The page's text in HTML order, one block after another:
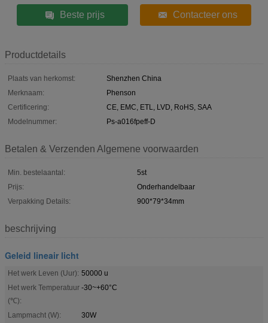
Beste prijs Contacteer ons
Productdetails
Plaats van herkomst:
Shenzhen China
Merknaam:
Phenson
Certificering:
CE, EMC, ETL, LVD, RoHS, SAA
Modelnummer:
Ps-a016fpeff-D
Betalen & Verzenden Algemene voorwaarden
Min. bestelaantal:
5st
Prijs:
Onderhandelbaar
Verpakking Details:
900*79*34mm
beschrijving
Geleid lineair licht
Het werk Leven (Uur): 50000 u
Het werk Temperatuur
(℃):
-30~+60°C
Lampmacht (W):
30W